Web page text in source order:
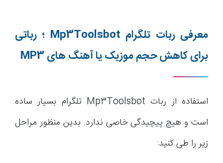
معرفی ربات تلگرام Mp3Toolsbot ؛ رباتی
برای کاهش حجم موزیک یا آهنگ های MP3
استفاده از ربات Mp3Toolsbot تلگرام بسیار ساده
است و هیچ پیچیدگی خاصی ندارد. بدین منظور مراحل
زیر را طی کنید: